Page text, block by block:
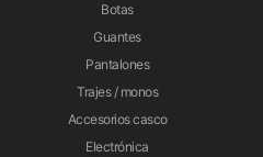
Botas
Guantes
Pantalones
Trajes / monos
Accesorios casco
Electrónica